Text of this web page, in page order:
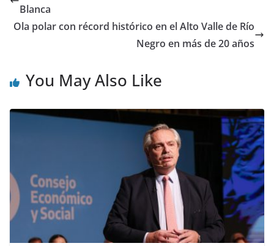
Blanca
Ola polar con récord histórico en el Alto Valle de Río
Negro en más de 20 años
You May Also Like